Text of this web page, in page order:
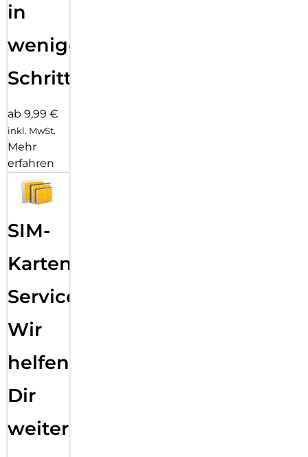
in
wenigen
Schritten
ab 9,99 €
inkl. MwSt.
Mehr
erfahren
SIM-
Karten
Service:
Wir
helfen
Dir
weiter